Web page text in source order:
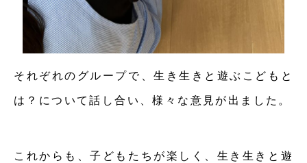
それぞれのグループで、生き生きと遊ぶこどもと
は？について話し合い、様々な意見が出ました。
これからも、子どもたちが楽しく、生き生きと遊